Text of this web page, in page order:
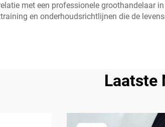
met een professionele groothandelaar
en onderhoudsrichtlijnen die de
Laatste